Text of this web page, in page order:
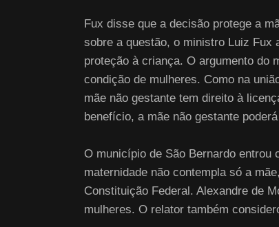
Fux disse que a decisão protege a
sobre a questão, o ministro Luiz Fux
proteção à criança. O argumento do
condição de mulheres. Como na
mãe não gestante tem direito à
benefício, a mãe não gestante
O município de São Bernardo
maternidade não contempla só a
Constituição Federal. Alexandre de
mulheres. O relator também